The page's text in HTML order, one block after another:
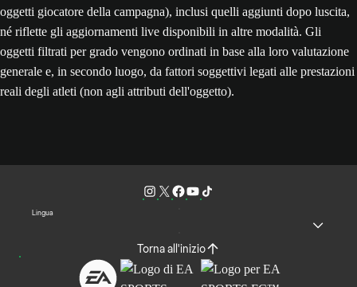
oggetti giocatore della campagna), inclusi quelli aggiunti dopo luscita,
né riflette gli aggiornamenti live disponibili in altre modalità. Gli
oggetti filtrati per grado vengono ordinati in base alla loro valutazione
generale e, in secondo luogo, da fattori soggettivi legati alle prestazioni
reali degli atleti (non agli attributi dell'oggetto).
Lingua
Torna all'inizio